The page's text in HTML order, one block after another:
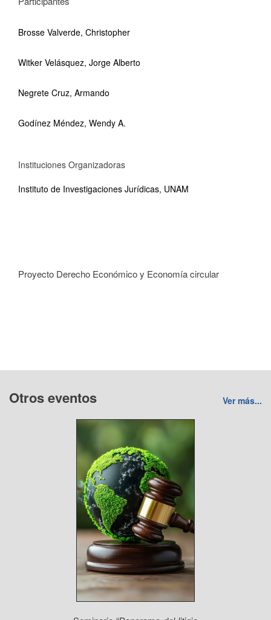
Brosse Valverde, Christopher
Witker Velásquez, Jorge Alberto
Negrete Cruz, Armando
Godínez Méndez, Wendy A.
Instituciones Organizadoras
Instituto de Investigaciones Jurídicas, UNAM
Proyecto Derecho Económico y Economía circular
Otros eventos Ver más...